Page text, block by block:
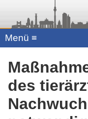
Menü ≡
des